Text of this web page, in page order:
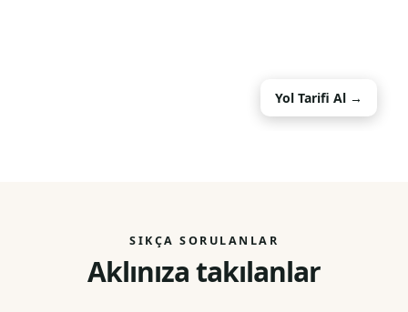
Yol Tarifi Al →
SIKÇA SORULANLAR
Aklınıza takılanlar